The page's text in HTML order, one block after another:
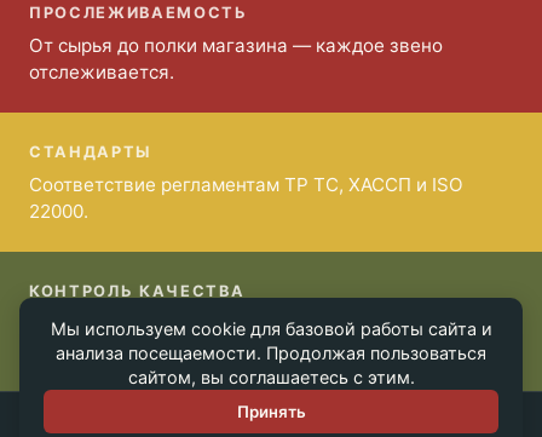
ПРОСЛЕЖИВАЕМОСТЬ
От сырья до полки магазина — каждое звено
отслеживается.
СТАНДАРТЫ
Соответствие регламентам ТР ТС, ХАССП и ISO
22000.
КОНТРОЛЬ КАЧЕСТВА
Лабораторный анализ ингредиентов и готовой
продукции.
2026. Все права защищены. labiatalk.com
Мы используем cookie для базовой работы сайта и
анализа посещаемости. Продолжая пользоваться
сайтом, вы соглашаетесь с этим.
Принять